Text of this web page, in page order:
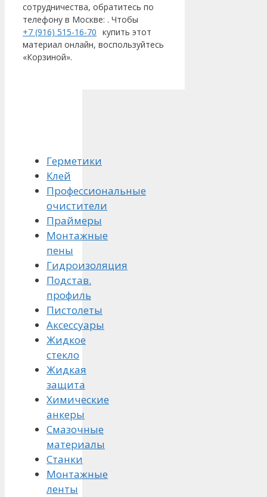
сотрудничества, обратитесь по
телефону в Москве:
+7 (916) 515-16-70
. Чтобы
купить этот
материал онлайн, воспользуйтесь
«Корзиной».
Герметики
Клей
Профессиональные
очистители
Праймеры
Монтажные
пены
Гидроизоляция
Подстав.
профиль
Пистолеты
Аксессуары
Жидкое
стекло
Жидкая
защита
Химические
анкеры
Смазочные
материалы
Станки
Монтажные
ленты